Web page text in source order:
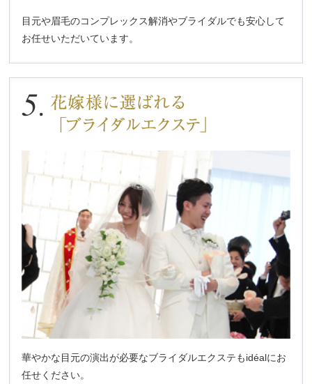
目元や眉毛のコンプレックス解消やブライダルでも安心して
お任せいただいています。
華やかな目元の演出が必要なブライダルエクステもidéalにお
任せください。